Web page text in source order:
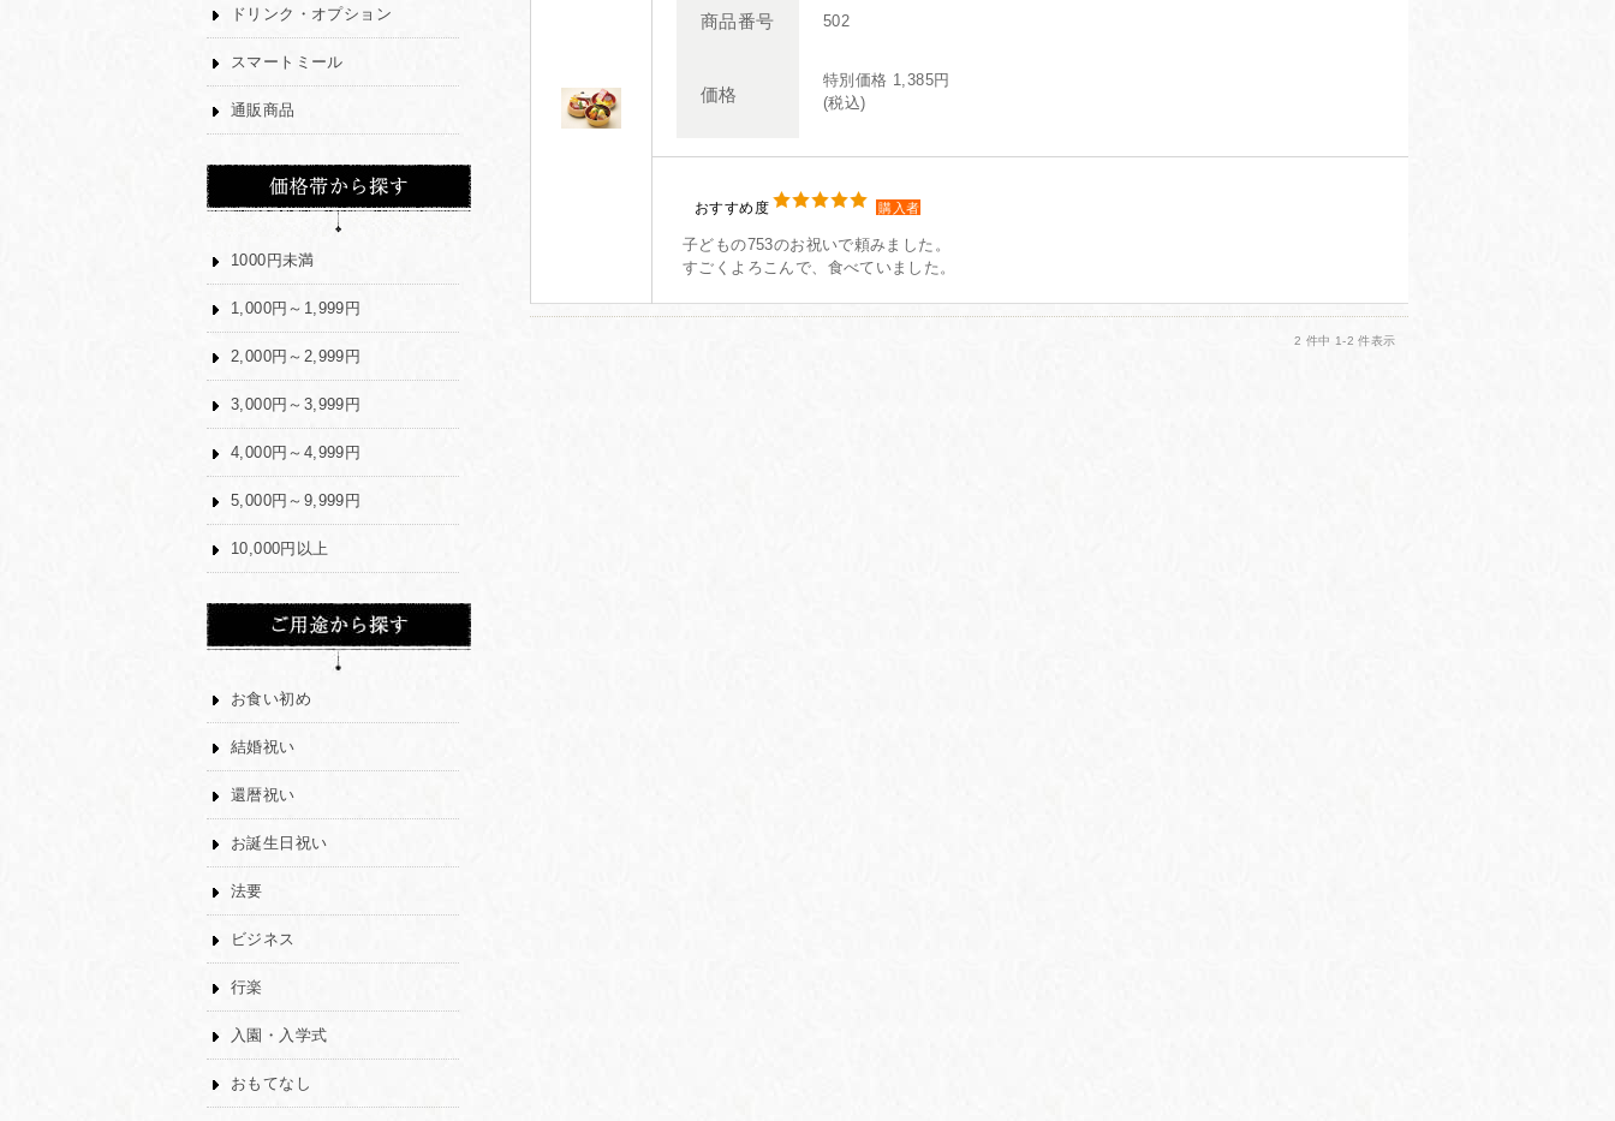
ドリンク・オプション
スマートミール
通販商品
1000円未満
1,000円～1,999円
2,000円～2,999円
3,000円～3,999円
4,000円～4,999円
5,000円～9,999円
10,000円以上
お食い初め
結婚祝い
還暦祝い
お誕生日祝い
法要
ビジネス
行楽
入園・入学式
おもてなし
商品番号 502
価格
特別価格 1,385円
(税込)
おすすめ度 購入者
子どもの753のお祝いで頼みました。
すごくよろこんで、食べていました。
2 件中 1-2 件表示